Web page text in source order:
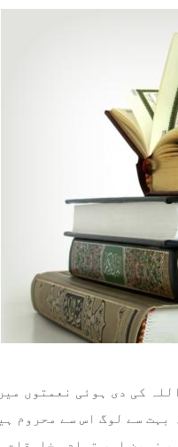
مسلمان کا صوم (روزه)
مسلم کی زکاۃ
مسلمان کا حج
موت اور جنازہ
مسلم کے اخلاق
مالی معاملات
مسلمان خاندان
اذکار اور دعائیں
مسلمان کا لباس
کی دی ہوئی نعمتوں
سے لوگ اس سے محروم